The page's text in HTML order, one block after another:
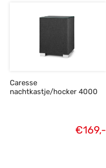
Caresse
nachtkastje/hocker 4000
€169,-